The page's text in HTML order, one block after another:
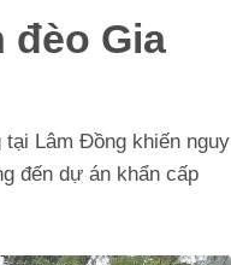
Gia
Lâm Đồng khiến nguy
đến dự án khẩn cấp